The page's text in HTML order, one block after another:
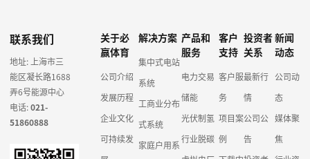
联系我们
地址: 上海市三
能区凝长路1688
弄6号能源中心
电话:021-
51860888
关于必
赢体育
公司介绍
发展历程
企业文化
可持续发
解决方案
集中式电站
系统
工商业分布
式系统
家庭户用系
产品和
服务
电力交易
储能
光伏制氢
行业脱碳
客户
支持
客户服
务
项目案
例
投资者
关系
最新行
情
公司公
告
新闻
动态
公司动
态
媒体聚
焦